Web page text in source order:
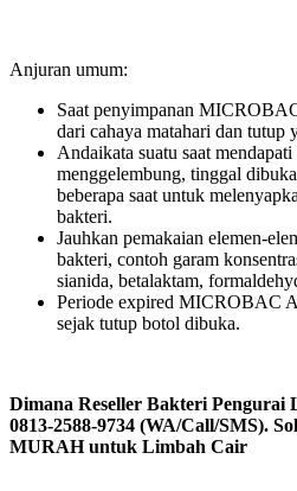
Anjuran umum:
Saat penyimpanan
dari cahaya matahari dan tutup
Andaikata suatu saat
menggelembung, tinggal
beberapa saat untuk
bakteri.
Jauhkan pemakaian elemen-
bakteri, contoh garam
sianida, betalaktam,
Periode expired MICROBAC
sejak tutup botol dibuka.
Dimana Reseller Bakteri Pengurai
0813-2588-9734 (WA/Call/SMS).
MURAH untuk Limbah Cair